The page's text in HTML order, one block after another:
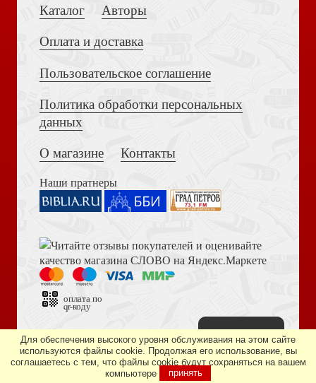
Герен Д. Анархизм: от теории к практике. (Philosophy -)
Гете И.В. Учение о цвете: хрестоматия (Эксклюзивная
философия, покет)
Христианские корни европейской цивилизации и Россия
Достоевский Ф.М. Сила и правда России (2024)
Библия в современном русском переводе. 073 (2025, 3-
е изд., перераб., и доп., синий бумвинил)
Каталог
Авторы
Оплата и доставка
Пользовательское соглашение
Политика обработки персональных
данных
О магазине
Контакты
Наши пратнеры
оплата по
qr-коду
Дизайн сайта —студия «Артминистри»
Для обеспечения высокого уровня обслуживания на этом сайте
используются файлы cookie. Продолжая его использование, вы
соглашаетесь с тем, что файлы cookie будут сохраняться на вашем
компьютере
принять